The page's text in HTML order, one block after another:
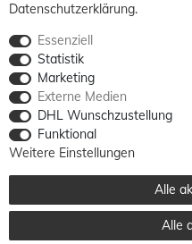
Daten­schutz­erklärung.
Essenziell
Statistik
Marketing
Externe Medien
DHL Wunschzustellung
Funktional
Weitere Einstellungen
Alle
Alle